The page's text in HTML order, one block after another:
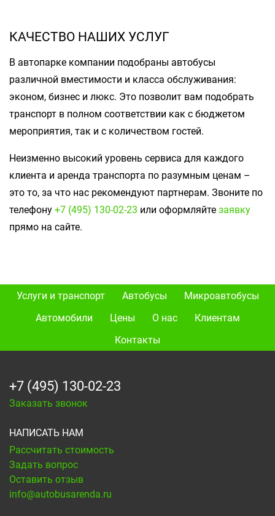
КАЧЕСТВО НАШИХ УСЛУГ
В автопарке компании подобраны автобусы
различной вместимости и класса обслуживания:
эконом, бизнес и люкс. Это позволит вам подобрать
транспорт в полном соответствии как с бюджетом
мероприятия, так и с количеством гостей.
Неизменно высокий уровень сервиса для каждого
клиента и аренда транспорта по разумным ценам –
это то, за что нас рекомендуют партнерам. Звоните по
телефону+7 (495) 130-02-23 или оформляйтезаявку
прямо на сайте.
Услуги и транспорт Автобусы
Микроавтобусы
Автомобили
Цены О нас
Клиентам
Контакты
+7 (495) 130-02-23
Заказать звонок
НАПИСАТЬ НАМ
Рассчитать стоимость
Задать вопрос
Оставить отзыв
info@autobusarenda.ru